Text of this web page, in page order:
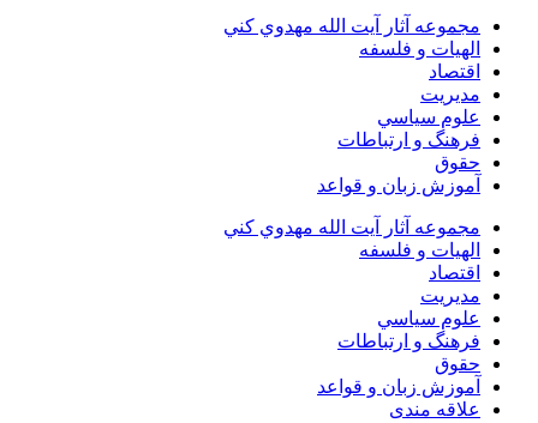
مجموعه آثار آيت الله مهدوي كني
الهیات و فلسفه
اقتصاد
مديريت
علوم سياسي
فرهنگ و ارتباطات
حقوق
آموزش زبان و قواعد
مجموعه آثار آيت الله مهدوي كني
الهیات و فلسفه
اقتصاد
مديريت
علوم سياسي
فرهنگ و ارتباطات
حقوق
آموزش زبان و قواعد
علاقه مندی